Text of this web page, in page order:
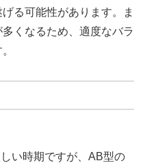
る可能性があります。ま
くなるため、適度なバラ
い時期ですが、AB型の